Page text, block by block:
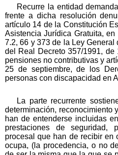
Recurre la entidad
frente a dicha resolución
artículo 14 de la Constitución
Asistencia Jurídica Gratuita,
7.2, 66 y 373 de la Ley
del Real Decreto 357/1991,
pensiones no contributivas y
25 de septiembre, de los
personas con discapacidad en
La parte recurrente
determinación, reconocimiento
han de entenderse incluidas
prestaciones de
procesal que han de recibir en
ocupa, (la procedencia, o no